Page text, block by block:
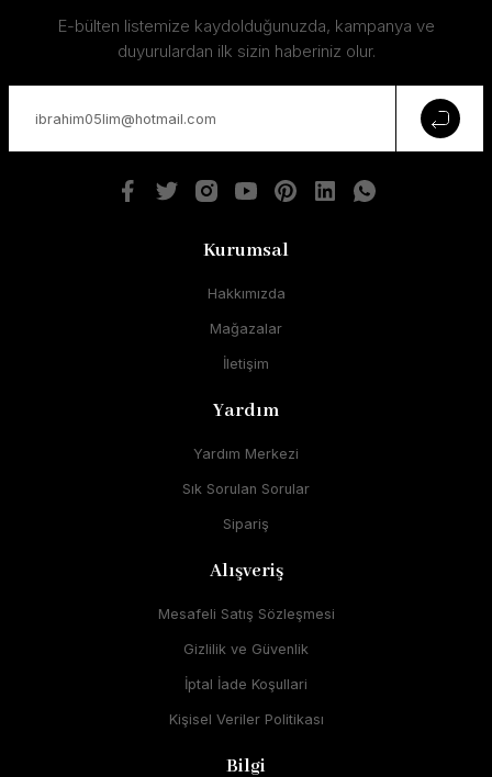
E-bülten listemize kaydolduğunuzda, kampanya ve
duyurulardan ilk sizin haberiniz olur.
Kurumsal
Hakkımızda
Mağazalar
İletişim
Yardım
Yardım Merkezi
Sık Sorulan Sorular
Sipariş
Alışveriş
Mesafeli Satış Sözleşmesi
Gizlilik ve Güvenlik
İptal İade Koşullari
Kişisel Veriler Politikası
Bilgi